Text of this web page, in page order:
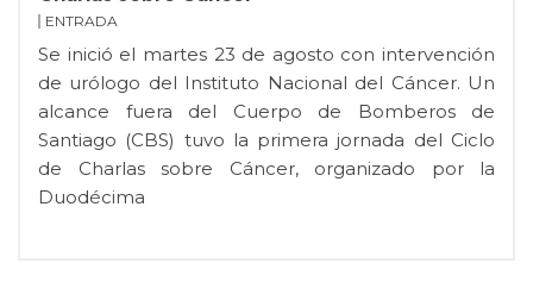
ENTRADA
Se inició el martes 23 de agosto con intervención
de urólogo del Instituto Nacional del Cáncer. Un
alcance fuera del Cuerpo de Bomberos de
Santiago (CBS) tuvo la primera jornada del Ciclo
de Charlas sobre Cáncer, organizado por la
Duodécima